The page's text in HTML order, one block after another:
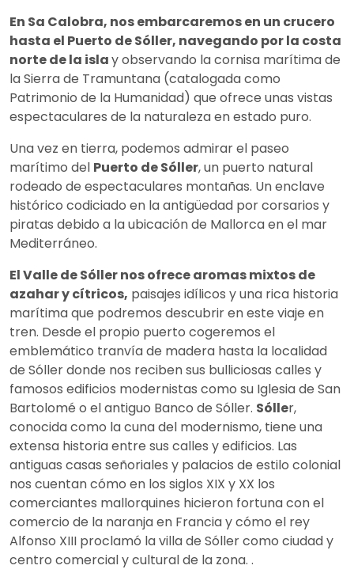
En Sa Calobra, nos embarcaremos en un crucero
hasta el Puerto de Sóller, navegando por la costa
norte de la islay observando la cornisa marítima de
la Sierra de Tramuntana (catalogada como
Patrimonio de la Humanidad) que ofrece unas vistas
espectaculares de la naturaleza en estado puro.
Una vez en tierra, podemos admirar el paseo
marítimo del Puerto de Sóller, un puerto natural
rodeado de espectaculares montañas. Un enclave
histórico codiciado en la antigüedad por corsarios y
piratas debido a la ubicación de Mallorca en el mar
Mediterráneo.
El Valle de Sóller nos ofrece aromas mixtos de
azahar y cítricos, paisajes idílicos y una rica historia
marítima que podremos descubrir en este viaje en
tren. Desde el propio puerto cogeremos el
emblemático tranvía de madera hasta la localidad
de Sóller donde nos reciben sus bulliciosas calles y
famosos edificios modernistas como su Iglesia de San
Bartolomé o el antiguo Banco de Sóller. Sóller,
conocida como la cuna del modernismo, tiene una
extensa historia entre sus calles y edificios. Las
antiguas casas señoriales y palacios de estilo colonial
nos cuentan cómo en los siglos XIX y XX los
comerciantes mallorquines hicieron fortuna con el
comercio de la naranja en Francia y cómo el rey
Alfonso XIII proclamó la villa de Sóller como ciudad y
centro comercial y cultural de la zona. .